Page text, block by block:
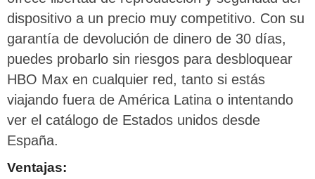
dispositivo a un precio muy competitivo. Con su
garantía de devolución de dinero de 30 días,
puedes probarlo sin riesgos para desbloquear
HBO Max en cualquier red, tanto si estás
viajando fuera de América Latina o intentando
ver el catálogo de Estados unidos desde
España.
Ventajas: